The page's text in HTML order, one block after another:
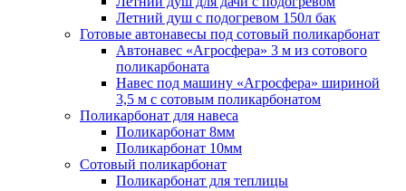
Летний душ с подогревом 150л бак
Готовые автонавесы под сотовый поликарбонат
Автонавес «Агросфера» 3 м из сотового
поликарбоната
Навес под машину «Агросфера» шириной
3,5 м с сотовым поликарбонатом
Поликарбонат для навеса
Поликарбонат 8мм
Поликарбонат 10мм
Сотовый поликарбонат
Поликарбонат для теплицы